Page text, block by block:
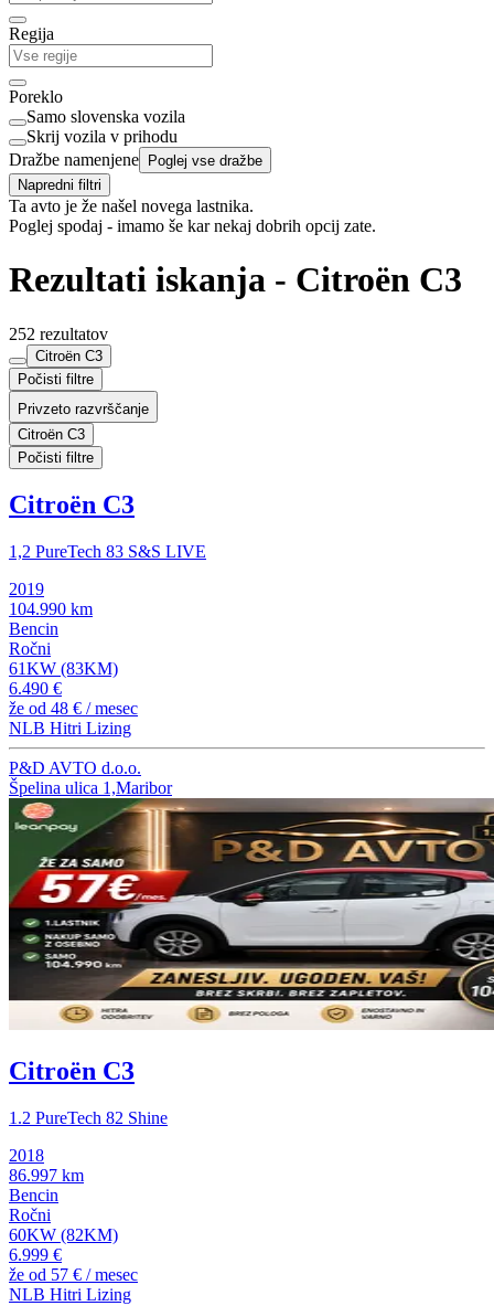
Regija
Poreklo
Samo slovenska vozila
Skrij vozila v prihodu
Dražbe namenjene Poglej vse dražbe
Napredni filtri
Ta avto je že našel novega lastnika.
Poglej spodaj - imamo še kar nekaj dobrih opcij zate.
Rezultati iskanja - Citroën C3
252 rezultatov
Citroën C3
Počisti filtre
Privzeto razvrščanje
Citroën C3
Počisti filtre
Citroën C3
1,2 PureTech 83 S&S LIVE
2019
104.990 km
Bencin
Ročni
61KW (83KM)
6.490 €
že od 48 € / mesec
NLB Hitri Lizing
P&D AVTO d.o.o.
Špelina ulica 1,Maribor
Citroën C3
1.2 PureTech 82 Shine
2018
86.997 km
Bencin
Ročni
60KW (82KM)
6.999 €
že od 57 € / mesec
NLB Hitri Lizing